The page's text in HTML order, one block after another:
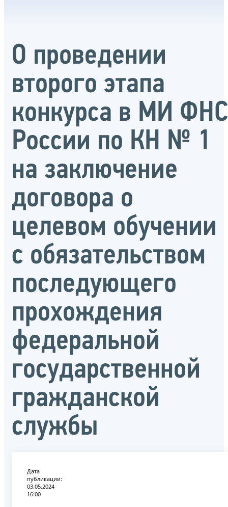
О проведении
второго этапа
конкурса в МИ ФНС
России по КН № 1
на заключение
договора о
целевом обучении
с обязательством
последующего
прохождения
федеральной
государственной
гражданской
службы
Дата
публикации:
03.05.2024
16:00